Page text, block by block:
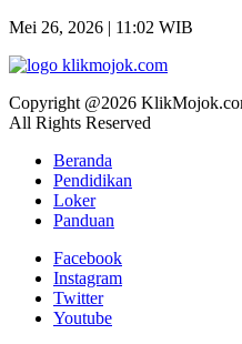
Mei 26, 2026 | 11:02 WIB
Copyright @2026
All Rights Reserved
Beranda
Pendidikan
Loker
Panduan
Facebook
Instagram
Twitter
Youtube